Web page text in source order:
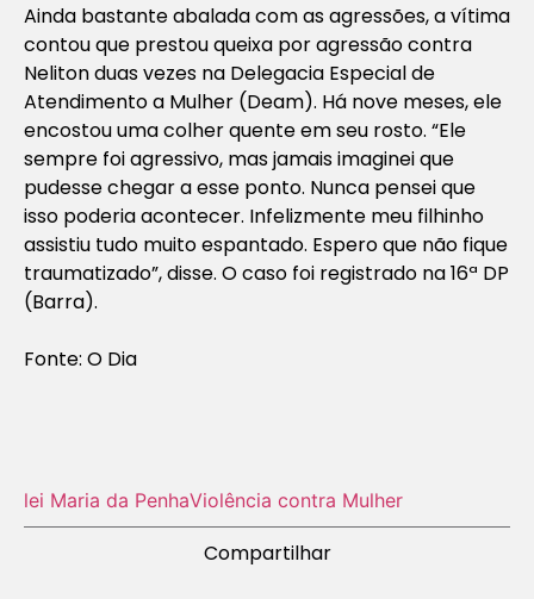
Ainda bastante abalada com as agressões, a vítima
contou que prestou queixa por agressão contra
Neliton duas vezes na Delegacia Especial de
Atendimento a Mulher (Deam). Há nove meses, ele
encostou uma colher quente em seu rosto. “Ele
sempre foi agressivo, mas jamais imaginei que
pudesse chegar a esse ponto. Nunca pensei que
isso poderia acontecer. Infelizmente meu filhinho
assistiu tudo muito espantado. Espero que não fique
traumatizado”, disse. O caso foi registrado na 16ª DP
(Barra).
Fonte: O Dia
lei Maria da PenhaViolência contra Mulher
Compartilhar